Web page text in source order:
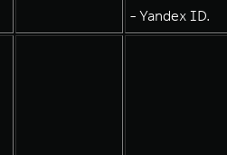
от 8 099 000 ₽- Yandex ID.